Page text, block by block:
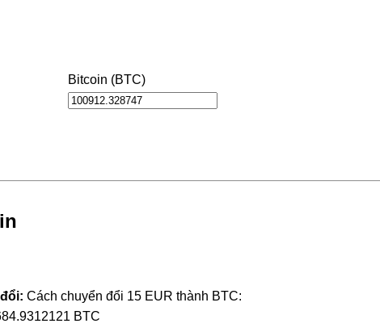
Bitcoin (BTC)
Cách chuyển đổi 15 EUR thành BTC:
BTC